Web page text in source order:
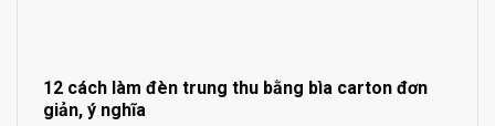
12 cách làm đèn trung thu bằng bìa carton đơn
giản, ý nghĩa